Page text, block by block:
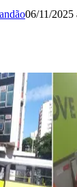
06/11/2025